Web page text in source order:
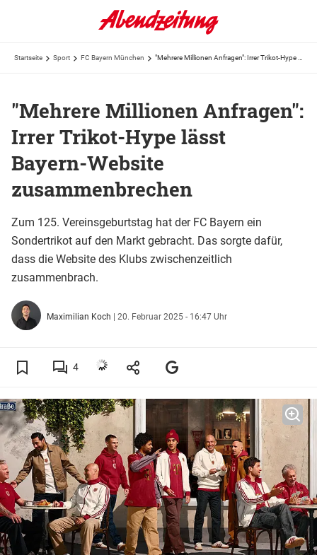
Startseite Sport FC Bayern München
"Mehrere Millionen Anfragen":
Irrer Trikot-Hype lässt
Bayern-Website
zusammenbrechen
Zum 125. Vereinsgeburtstag hat der FC Bayern ein
Sondertrikot auf den Markt gebracht. Das sorgte dafür,
dass die Website des Klubs zwischenzeitlich
zusammenbrach.
Maximilian Koch | 20. Februar 2025 - 16:47 Uhr
4